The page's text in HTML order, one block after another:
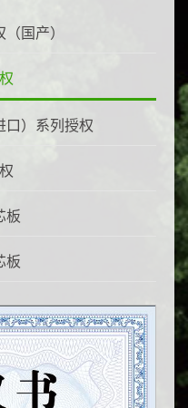
国产）
口）系列授权
板
板